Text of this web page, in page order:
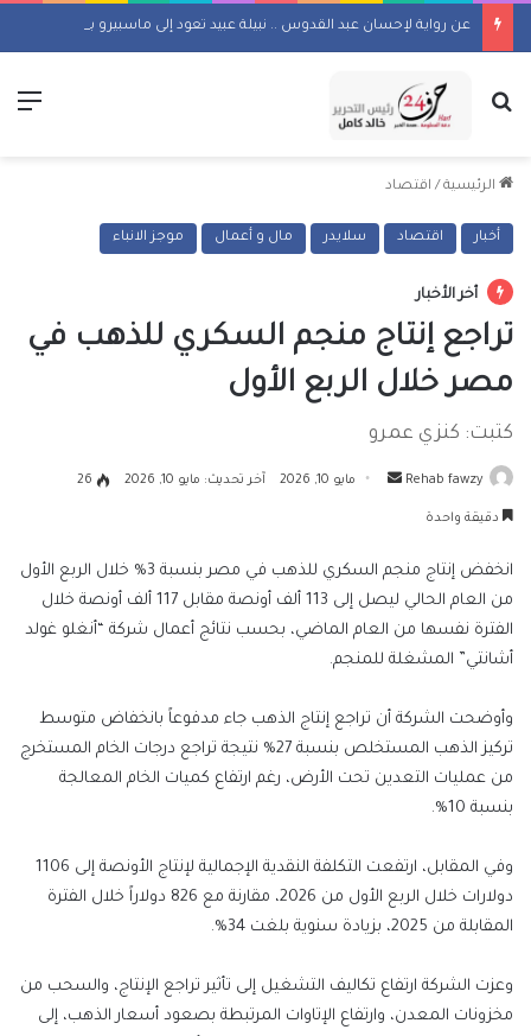
بحث عن
الرئيسية / اقتصاد
أخبار اقتصاد سلايدر مال و أعمال موجز الانباء
أخر الأخبار
تراجع إنتاج منجم السكري للذهب في
مصر خلال الربع الأول
كتبت: كنزي عمرو
Rehab fawzy
أرسل مايو 10, 2026 آخر تحديث: مايو 10, 2026 26
دقيقة واحدة
انخفض إنتاج منجم السكري للذهب في مصر بنسبة 3% خلال الربع الأول
من العام الحالي ليصل إلى 113 ألف أونصة مقابل 117 ألف أونصة خلال
الفترة نفسها من العام الماضي، بحسب نتائج أعمال شركة “أنغلو غولد
أشانتي” المشغلة للمنجم.
وأوضحت الشركة أن تراجع إنتاج الذهب جاء مدفوعاً بانخفاض متوسط
تركيز الذهب المستخلص بنسبة 27% نتيجة تراجع درجات الخام المستخرج
من عمليات التعدين تحت الأرض، رغم ارتفاع كميات الخام المعالجة
بنسبة 10%.
وفي المقابل، ارتفعت التكلفة النقدية الإجمالية لإنتاج الأونصة إلى 1106
دولارات خلال الربع الأول من 2026، مقارنة مع 826 دولاراً خلال الفترة
المقابلة من 2025، بزيادة سنوية بلغت 34%.
وعزت الشركة ارتفاع تكاليف التشغيل إلى تأثير تراجع الإنتاج، والسحب من
مخزونات المعدن، وارتفاع الإتاوات المرتبطة بصعود أسعار الذهب، إلى